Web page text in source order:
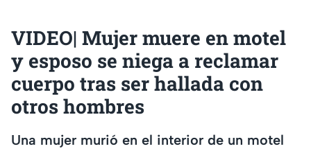
VIDEO| Mujer muere en motel
y esposo se niega a reclamar
cuerpo tras ser hallada con
otros hombres
Una mujer murió en el interior de un motel